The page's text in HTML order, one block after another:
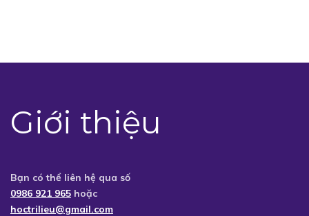
Giới thiệu
Bạn có thể liên hệ qua số
0986 921 965 hoặc
hoctrilieu@gmail.com